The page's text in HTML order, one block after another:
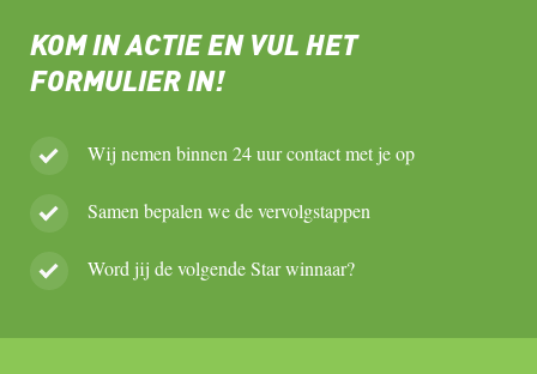
KOM IN ACTIE EN VUL HET
FORMULIER IN!
Wij nemen binnen 24 uur contact met je op
Samen bepalen we de vervolgstappen
Word jij de volgende Star winnaar?